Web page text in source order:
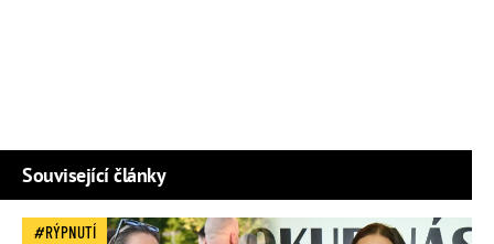
Související články
RÝPNUTÍ